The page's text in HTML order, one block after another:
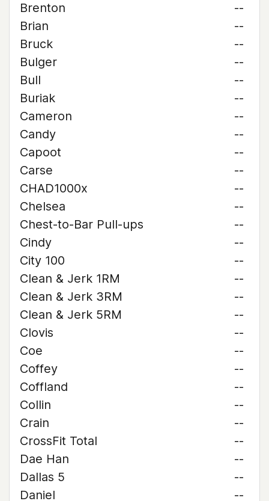
Brenton
--
Brian
--
Bruck
--
Bulger
--
Bull
--
Buriak
--
Cameron
--
Candy
--
Capoot
--
Carse
--
CHAD1000x
--
Chelsea
--
Chest-to-Bar Pull-ups
--
Cindy
--
City 100
--
Clean & Jerk 1RM
--
Clean & Jerk 3RM
--
Clean & Jerk 5RM
--
Clovis
--
Coe
--
Coffey
--
Coffland
--
Collin
--
Crain
--
CrossFit Total
--
Dae Han
--
Dallas 5
--
Daniel
--